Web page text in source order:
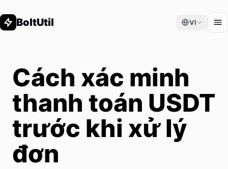
BoltUtil VI
Cách xác minh
thanh toán USDT
trước khi xử lý
đơn